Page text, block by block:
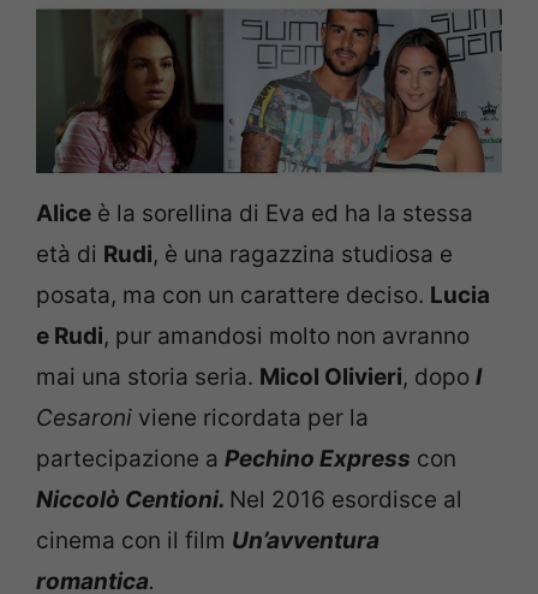
Alice è la sorellina di Eva ed ha la stessa
età di Rudi, è una ragazzina studiosa e
posata, ma con un carattere deciso. Lucia
e Rudi, pur amandosi molto non avranno
mai una storia seria. Micol Olivieri, dopo I
Cesaroni viene ricordata per la
partecipazione a Pechino Express con
Niccolò Centioni. Nel 2016 esordisce al
cinema con il film Un’avventura
romantica.